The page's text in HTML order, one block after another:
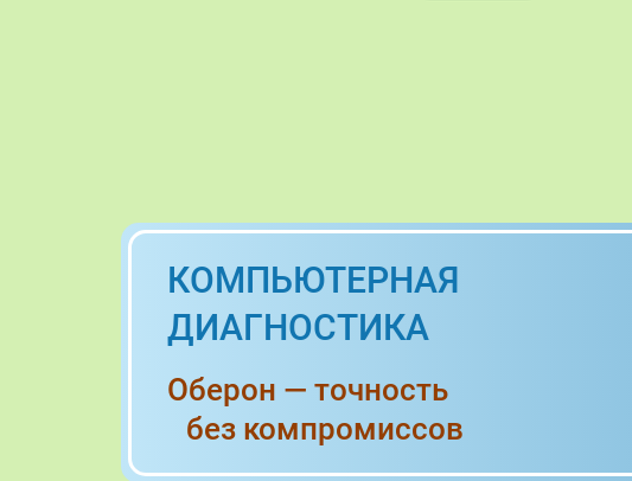
КОМПЬЮТЕРНАЯ
ДИАГНОСТИКА
Оберон — точность
без компромиссов